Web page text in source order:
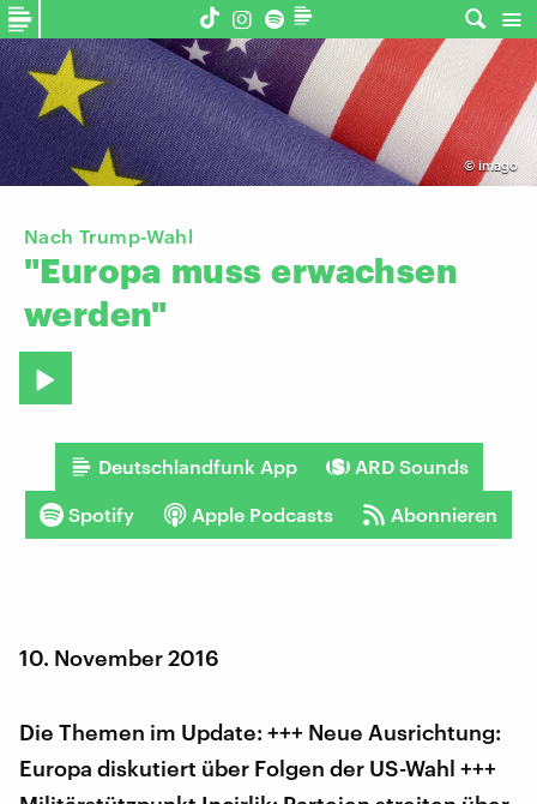
©imago
Nach Trump-Wahl
"Europa muss erwachsen
werden"
Deutschlandfunk App ARD Sounds
Spotify Apple Podcasts Abonnieren
10. November 2016
Die Themen im Update: +++ Neue Ausrichtung:
Europa diskutiert über Folgen der US-Wahl +++